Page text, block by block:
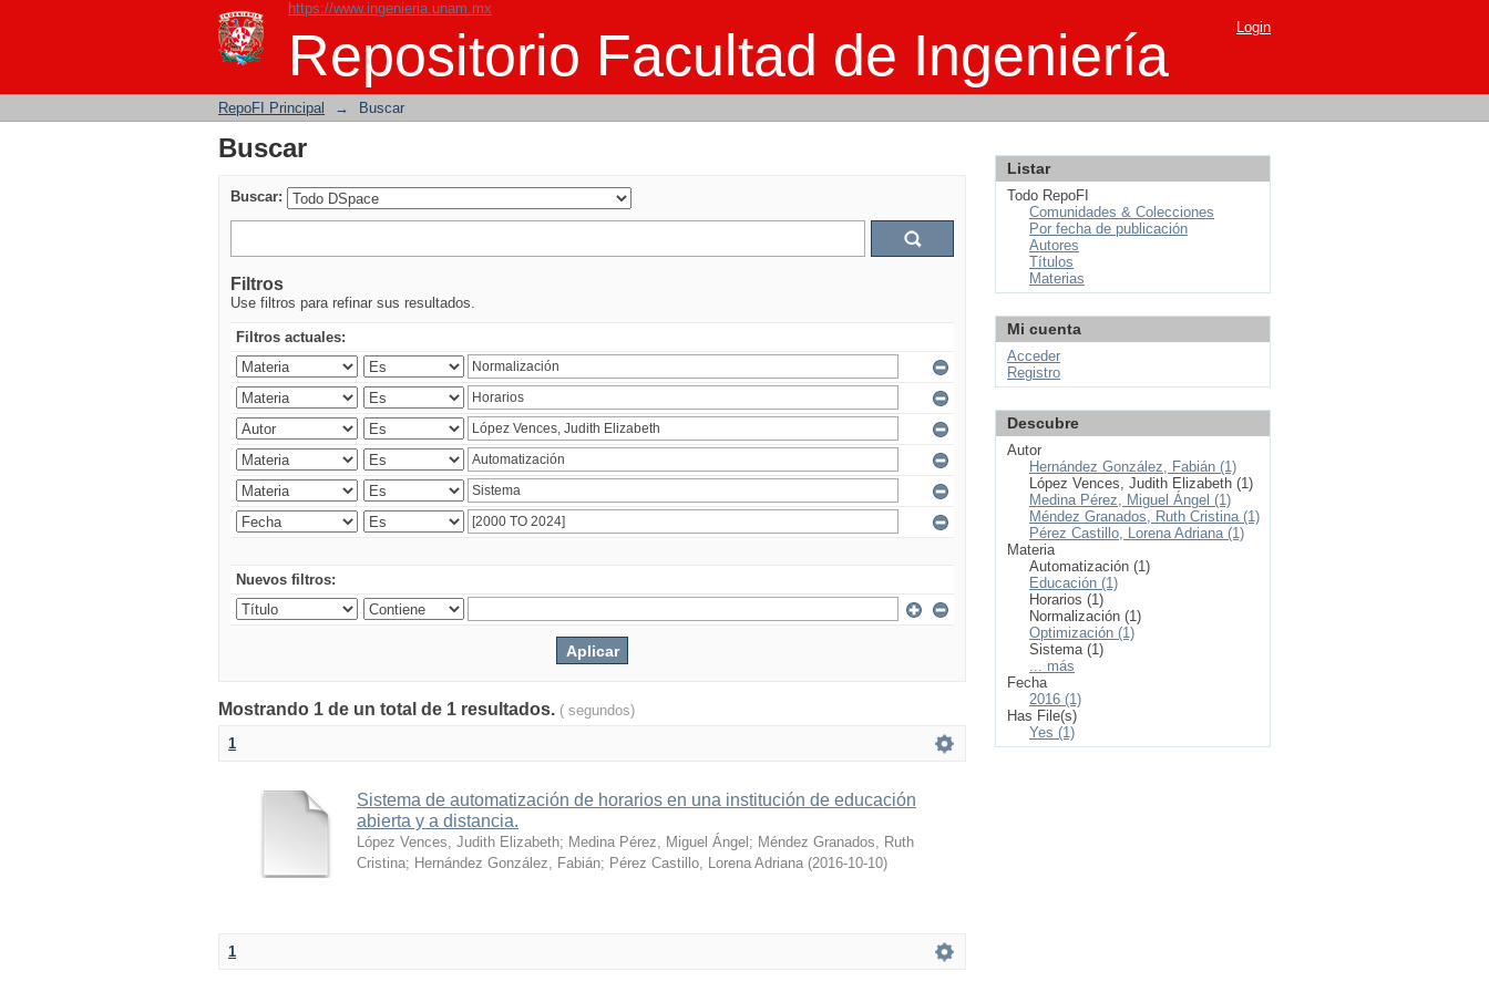
https://www.ingenieria.unam.mx
Repositorio Facultad de Ingeniería
Buscar Login
RepoFI Principal → Buscar
Buscar
Buscar:
Filtros
Use filtros para refinar sus resultados.
Filtros actuales:
Nuevos filtros:
Mostrando 1 de un total de 1 resultados. ( segundos)
1
Sistema de automatización de horarios en una institución de educación
abierta y a distancia.
López Vences, Judith Elizabeth; Medina Pérez, Miguel Ángel ; Méndez Granados, Ruth
Cristina; Hernández González, Fabián; Pérez Castillo, Lorena Adriana (2016-10-10)
1
Listar
Todo RepoFI
Comunidades & Colecciones
Por fecha de publicación
Autores
Títulos
Materias
Mi cuenta
Acceder
Registro
Descubre
Autor
Hernández González, Fabián (1)
López Vences, Judith Elizabeth (1)
Medina Pérez, Miguel Ángel (1)
Méndez Granados, Ruth Cristina (1)
Pérez Castillo, Lorena Adriana (1)
Materia
Automatización (1)
Educación (1)
Horarios (1)
Normalización (1)
Optimización (1)
Sistema (1)
... más
Fecha
2016 (1)
Has File(s)
Yes (1)